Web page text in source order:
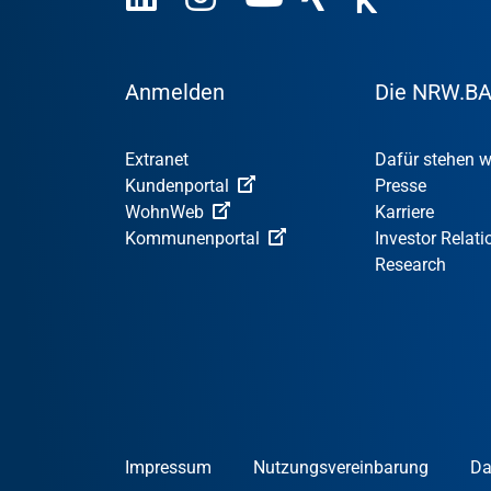
Anmelden
Extranet
Kundenportal
WohnWeb
Kommunenportal
Die
Dafür stehen
Presse
Karriere
Investor
Research
Impressum Nutzungsvereinbarung